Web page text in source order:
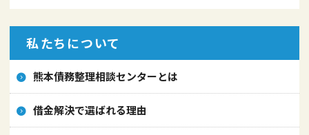
私たちについて
熊本債務整理相談センターとは
借金解決で選ばれる理由